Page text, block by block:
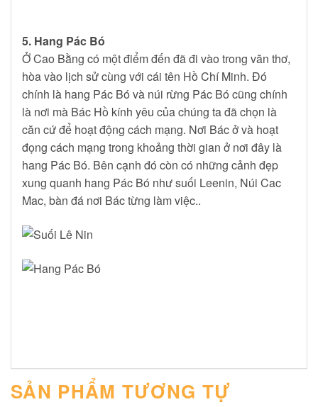
5. Hang Pác Bó
Ở Cao Bằng có một điểm đến đã đi vào trong văn thơ,
hòa vào lịch sử cùng với cái tên Hồ Chí Minh. Đó
chính là hang Pác Bó và núi rừng Pác Bó cũng chính
là nơi mà Bác Hồ kính yêu của chúng ta đã chọn là
căn cứ để hoạt động cách mạng. Nơi Bác ở và hoạt
đọng cách mạng trong khoảng thời gian ở nơi đây là
hang Pác Bó. Bên cạnh đó còn có những cảnh đẹp
xung quanh hang Pác Bó như suối Leenin, Núi Cac
Mac, bàn đá nơi Bác từng làm việc..
SẢN PHẨM TƯƠNG TỰ